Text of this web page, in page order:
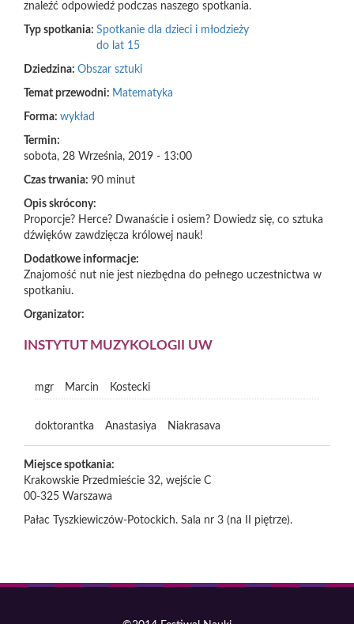
znaleźć odpowiedź podczas naszego spotkania.
Typ spotkania: Spotkanie dla dzieci i młodzieży
do lat 15
Dziedzina: Obszar sztuki
Temat przewodni: Matematyka
Forma: wykład
Termin:
sobota, 28 Września, 2019 - 13:00
Czas trwania: 90 minut
Opis skrócony:
Proporcje? Herce? Dwanaście i osiem? Dowiedz się, co sztuka
dźwięków zawdzięcza królowej nauk!
Dodatkowe informacje:
Znajomość nut nie jest niezbędna do pełnego uczestnictwa w
spotkaniu.
Organizator:
INSTYTUT MUZYKOLOGII UW
mgr Marcin Kostecki
doktorantka Anastasiya Niakrasava
Miejsce spotkania:
Krakowskie Przedmieście 32, wejście C
00-325 Warszawa
Pałac Tyszkiewiczów-Potockich. Sala nr 3 (na II piętrze).